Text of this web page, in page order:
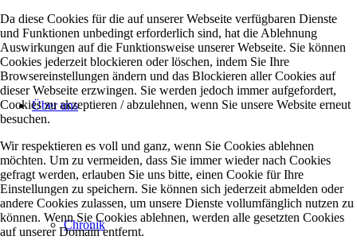
Über uns
Chronik
Da diese Cookies für die auf unserer Webseite verfügbaren Dienste
und Funktionen unbedingt erforderlich sind, hat die Ablehnung
Auswirkungen auf die Funktionsweise unserer Webseite. Sie können
Cookies jederzeit blockieren oder löschen, indem Sie Ihre
Browsereinstellungen ändern und das Blockieren aller Cookies auf
dieser Webseite erzwingen. Sie werden jedoch immer aufgefordert,
Cookies zu akzeptieren / abzulehnen, wenn Sie unsere Website erneut
besuchen.
Wir respektieren es voll und ganz, wenn Sie Cookies ablehnen
möchten. Um zu vermeiden, dass Sie immer wieder nach Cookies
gefragt werden, erlauben Sie uns bitte, einen Cookie für Ihre
Einstellungen zu speichern. Sie können sich jederzeit abmelden oder
andere Cookies zulassen, um unsere Dienste vollumfänglich nutzen zu
können. Wenn Sie Cookies ablehnen, werden alle gesetzten Cookies
auf unserer Domain entfernt.